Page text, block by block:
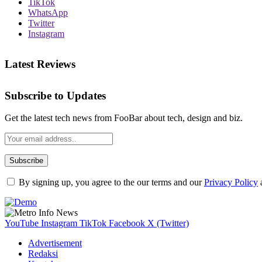
TikTok
WhatsApp
Twitter
Instagram
Latest Reviews
Subscribe to Updates
Get the latest tech news from FooBar about tech, design and biz.
By signing up, you agree to the our terms and ourPrivacy Policy
YouTube Instagram TikTok Facebook X (Twitter)
Advertisement
Redaksi